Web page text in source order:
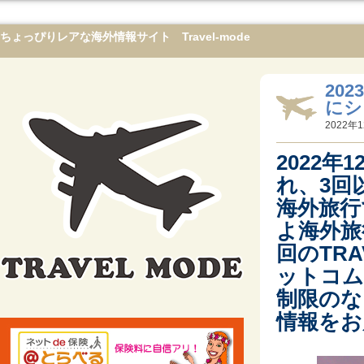
ちょっぴりレアな海外情報サイト Travel-mode
に
2022年
2022年
れ、3回
海外旅
よ海外
回の
ットコ
制限の
情報を